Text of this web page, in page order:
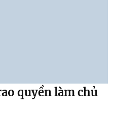
quyền làm chủ